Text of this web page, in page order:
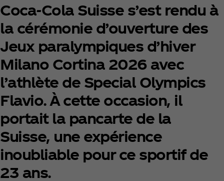
Coca‑Cola Suisse s’est rendu à
la cérémonie d’ouverture des
Jeux paralympiques d’hiver
Milano Cortina 2026 avec
l’athlète de Special Olympics
Flavio. À cette occasion, il
portait la pancarte de la
Suisse, une expérience
inoubliable pour ce sportif de
23 ans.